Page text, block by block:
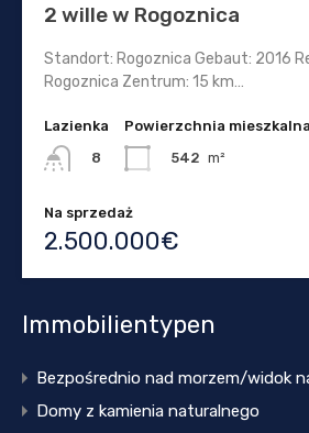
2 wille w Rogoznica
Standort: Rogoznica Gebaut: 2016
Rogoznica Zentrum: 15 km…
Lazienka
8
Powierzchnia
542 m²
Na sprzedaż
2.500.000€
Immobilientypen
Bezpośrednio nad morzem/widok
Domy z kamienia naturalnego